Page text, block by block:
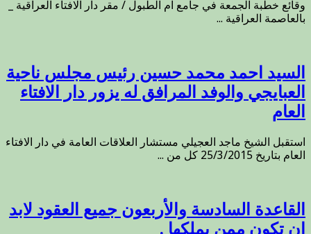
وقائع خطبة الجمعة في جامع ام الطبول / مقر دار الافتاء العراقية _
بالعاصمة العراقية ...
السيد احمد محمد حسين رئيس مجلس ناحية
العبايجي والوفد المرافق له يزور دار الافتاء
العام
استقبل الشيخ ماجد العجيلي مستشار العلاقات العامة في دار الافتاء
العام بتاريخ 25/3/2015 كل من ...
القاعدة السادسة والأربعون جميع العقود لابد
ان تكون ممن يملكها .